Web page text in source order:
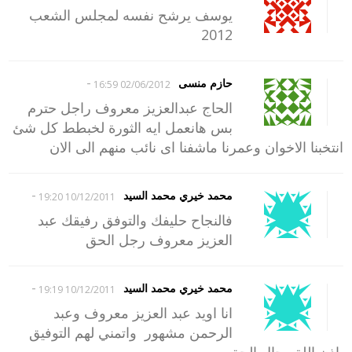
يوسف يرشح نفسه لمجلس الشعب
2012
حازم منسى 02/06/2012 16:59
-
الحاج عبدالعزيز معروف راجل حترم
بس هانعمل ايه الثورة لخبطط كل شئ
انتخبنا الاخوان وعمرنا ماشفنا اى نائب منهم الى الان
محمد خيري محمد السيد 10/12/2011 19:20
-
فالنجاح حليفك والتوفق رفيقك عبد
العزيز معروف رجل الحق
محمد خيري محمد السيد 10/12/2011 19:19
-
انا اويد عبد العزيز معروف وعبد
الرحمن مشهور واتمني لهم التوفيق